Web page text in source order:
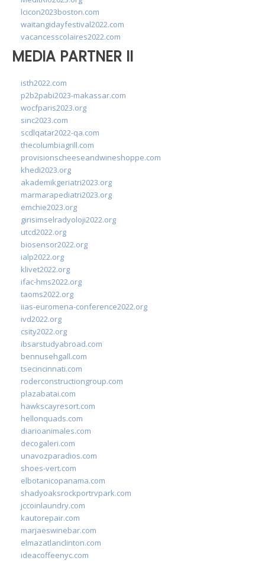
lcicon2023boston.com
waitangidayfestival2022.com
vacancesscolaires2022.com
MEDIA PARTNER II
isth2022.com
p2b2pabi2023-makassar.com
wocfparis2023.org
sinc2023.com
scdlqatar2022-qa.com
thecolumbiagrill.com
provisionscheeseandwineshoppe.com
khedi2023.org
akademikgeriatri2023.org
marmarapediatri2023.org
emchie2023.org
girisimselradyoloji2022.org
utcd2022.org
biosensor2022.org
ialp2022.org
klivet2022.org
ifac-hms2022.org
taoms2022.org
iias-euromena-conference2022.org
ivd2022.org
csity2022.org
ibsarstudyabroad.com
bennusehgall.com
tsecincinnati.com
roderconstructiongroup.com
plazabatai.com
hawkscayresort.com
hellonquads.com
diarioanimales.com
decogaleri.com
unavozparadios.com
shoes-vert.com
elbotanicopanama.com
shadyoaksrockportrvpark.com
jccoinlaundry.com
kautorepair.com
marjaeswinebar.com
elmazatlanclinton.com
ideacoffeenyc.com